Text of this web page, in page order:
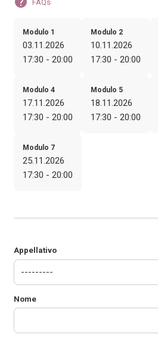
FAQs
Modulo 1
03.11.2026
17:30 - 20:00
Modulo 2
10.11.2026
17:30 - 20:00
Modulo 4
17.11.2026
17:30 - 20:00
Modulo 5
18.11.2026
17:30 - 20:00
Modulo 7
25.11.2026
17:30 - 20:00
Appellativo
Nome